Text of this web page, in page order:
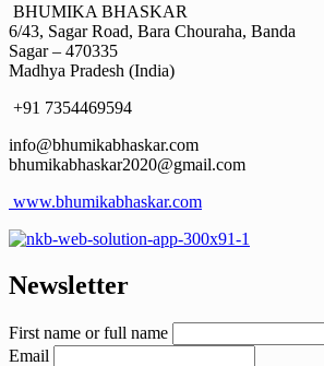
BHUMIKA BHASKAR
6/43, Sagar Road, Bara Chouraha, Banda
Sagar – 470335
Madhya Pradesh (India)
+91 7354469594
info@bhumikabhaskar.com
bhumikabhaskar2020@gmail.com
www.bhumikabhaskar.com
Newsletter
First name or full name
Email